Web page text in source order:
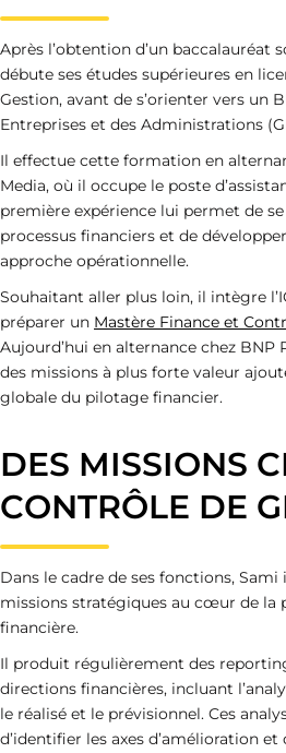
Après l’obtention d’un baccalauréat
débute ses études supérieures en
Gestion, avant de s’orienter vers un
Entreprises et des Administrations
Il effectue cette formation en
Media, où il occupe le poste
première expérience lui permet de
processus financiers et de
approche opérationnelle.
Souhaitant aller plus loin, il intègre
préparer un Mastère Finance et
Aujourd’hui en alternance chez BNP
des missions à plus forte valeur
globale du pilotage financier.
DES MISSIONS
CONTRÔLE DE
Dans le cadre de ses fonctions,
missions stratégiques au cœur de la
financière.
Il produit régulièrement des
directions financières, incluant
le réalisé et le prévisionnel. Ces
d’identifier les axes d’amélioration